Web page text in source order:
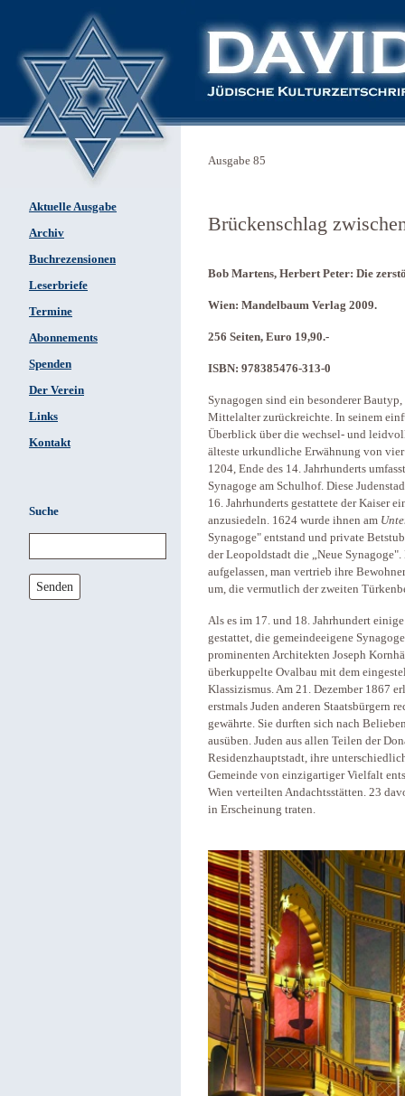
Aktuelle Ausgabe
Archiv
Buchrezensionen
Leserbriefe
Termine
Abonnements
Spenden
Der Verein
Links
Kontakt
Suche
Senden
Ausgabe 85
Brückenschlag
Bob Martens, Herbert Peter: Die
Wien: Mandelbaum Verlag 2009.
256 Seiten, Euro 19,90.-
ISBN: 978385476-313-0
Synagogen sind ein besonderer
Mittelalter zurückreichte. In seinem
Überblick über die wechsel- und
älteste urkundliche Erwähnung von
1204, Ende des 14. Jahrhunderts
Synagoge am Schulhof. Diese
16. Jahrhunderts gestattete der Kaiser
anzusiedeln. 1624 wurde ihnen am
Synagoge" entstand und private
der Leopoldstadt die „Neue
aufgelassen, man vertrieb ihre
um, die vermutlich der zweiten
Als es im 17. und 18. Jahrhundert
gestattet, die gemeindeeigene
prominenten Architekten Joseph
überkuppelte Ovalbau mit dem
Klassizismus. Am 21. Dezember 1867
erstmals Juden anderen
gewährte. Sie durften sich nach
ausüben. Juden aus allen Teilen der
Residenzhauptstadt, ihre
Gemeinde von einzigartiger Vielfalt
Wien verteilten Andachtsstätten. 23
in Erscheinung traten.